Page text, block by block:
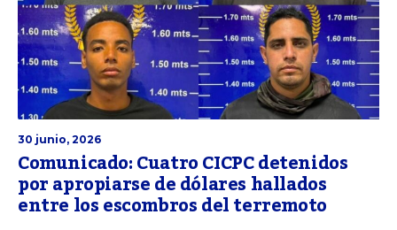
30 junio, 2026
Comunicado: Cuatro CICPC detenidos
por apropiarse de dólares hallados
entre los escombros del terremoto